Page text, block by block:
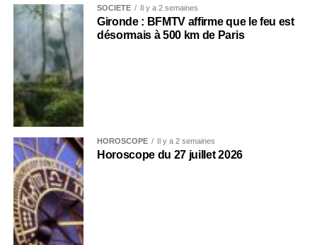
SOCIÉTÉ Il y a 2 semaines
Gironde : BFMTV affirme que le feu est
désormais à 500 km de Paris
HOROSCOPE Il y a 2 semaines
Horoscope du 27 juillet 2026